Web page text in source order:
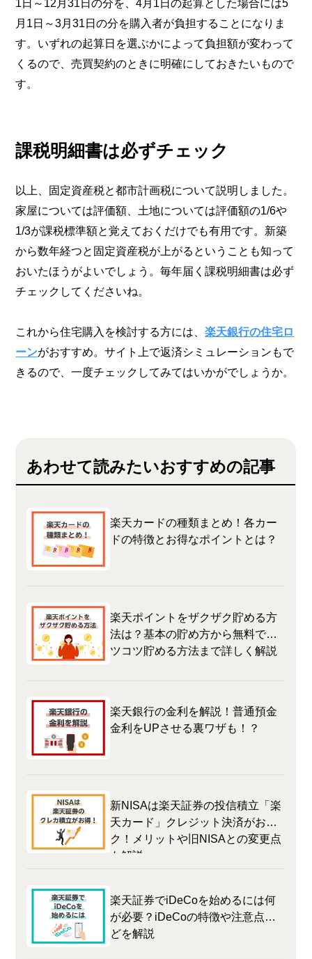
1日～12月31日の分を、4月1日の起算とした場合には5
月1日～3月31日の分を購入者が負担することになりま
す。いずれの起算日を選ぶかによって負担額が変わって
くるので、売買契約のときに明確にしておきたいもので
す。
課税明細書は必ずチェック
以上、固定資産税と都市計画税について説明しました。
家屋については評価額、土地については評価額の1/6や
1/3が課税標準額と覚えておくだけでも有用です。新築
から数年経つと固定資産税が上がるということも知って
おいたほうがよいでしょう。毎年届く課税明細書は必ず
チェックしてくださいね。
これから住宅購入を検討する方には、楽天銀行の住宅ロ
ーンがおすすめ。サイト上で返済シミュレーションもで
きるので、一度チェックしてみてはいかがでしょうか。
あわせて読みたいおすすめの記事
楽天カードの種類まとめ！各カー
ドの特徴とお得なポイントとは？
楽天ポイントをザクザク貯める方
法は？基本の貯め方から無料でコ
ツコツ貯める方法まで詳しく解説
楽天銀行の金利を解説！普通預金
金利をUPさせる裏ワザも！？
新NISAは楽天証券の投信積立「楽
天カード」クレジット決済がおト
ク！メリットや旧NISAとの変更点
も解説
楽天証券でiDeCoを始めるには何
が必要？iDeCoの特徴や注意点な
どを解説